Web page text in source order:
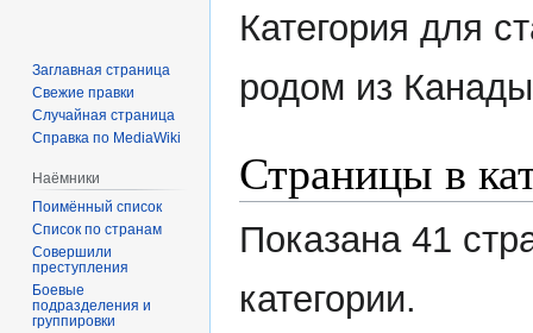
Перейти
к
Перейти
кКатегория для
родом из
Страницы в
Показана 41
категории.
Заглавная страница
Свежие правки
Случайная страница
Справка по MediaWiki
Наёмники
Поимённый список
Список по странам
Совершили
преступления
Боевые
подразделения и
группировки